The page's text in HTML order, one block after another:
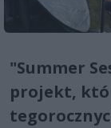
"Summer
projekt,